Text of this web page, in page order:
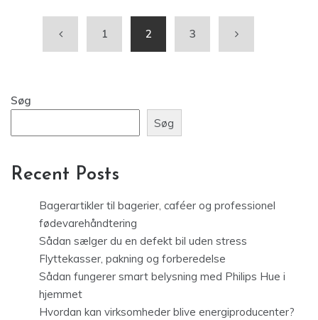
1 2 3
Søg
Søg
Recent Posts
Bagerartikler til bagerier, caféer og professionel
fødevarehåndtering
Sådan sælger du en defekt bil uden stress
Flyttekasser, pakning og forberedelse
Sådan fungerer smart belysning med Philips Hue i
hjemmet
Hvordan kan virksomheder blive energiproducenter?